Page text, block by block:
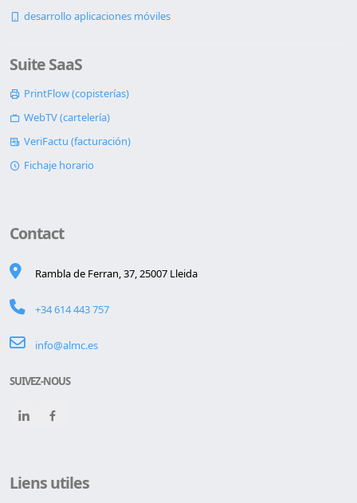
desarrollo aplicaciones móviles
Suite SaaS
PrintFlow (copisterías)
WebTV (cartelería)
VeriFactu (facturación)
Fichaje horario
Contact
Rambla de Ferran, 37, 25007 Lleida
+34 614 443 757
info@almc.es
SUIVEZ-NOUS
Liens utiles